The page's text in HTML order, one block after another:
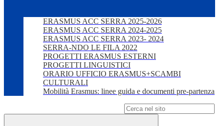
ERASMUS ACC SERRA 2025-2026
ERASMUS ACC SERRA 2024-2025
ERASMUS ACC SERRA 2023- 2024
SERRA-NDO LE FILA 2022
PROGETTI ERASMUS ESTERNI
PROGETTI LINGUISTICI
ORARIO UFFICIO ERASMUS+SCAMBI
CULTURALI
Mobilità Erasmus: linee guida e documenti pre-partenza